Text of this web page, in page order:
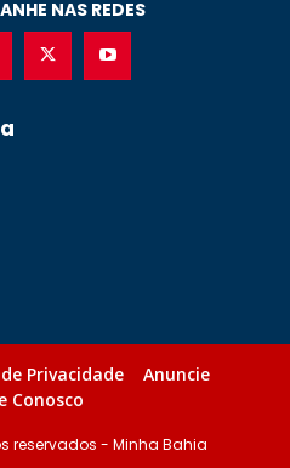
NAS REDES
Privacidade
Anuncie
Conosco
reservados - Minha Bahia